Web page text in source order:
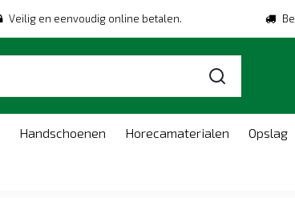
Veilig en eenvoudig online betalen.
Handschoenen Horecamaterialen Opslag